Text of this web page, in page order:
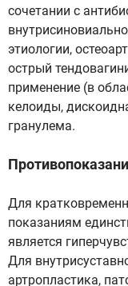
сочетании с
этиологии,
острый
применение (в
келоиды,
гранулема.
Для
показаниям
является
Для
артропластика,